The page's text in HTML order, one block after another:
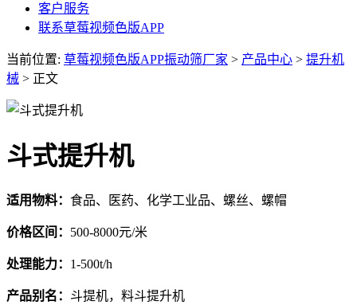
客户服务
联系草莓视频色版APP
当前位置: 草莓视频色版APP振动筛厂家 > 产品中心 > 提升机
械 > 正文
斗式提升机
适用物料： 食品、医药、化学工业品、螺丝、螺帽
价格区间： 500-8000元/米
处理能力： 1-500t/h
产品别名： 斗提机，料斗提升机